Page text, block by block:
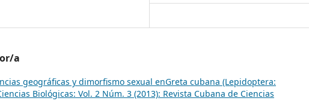
a
geográficas y dimorfismo sexual enGreta cubana (Lepidoptera:
Biológicas: Vol. 2 Núm. 3 (2013): Revista Cubana de Ciencias